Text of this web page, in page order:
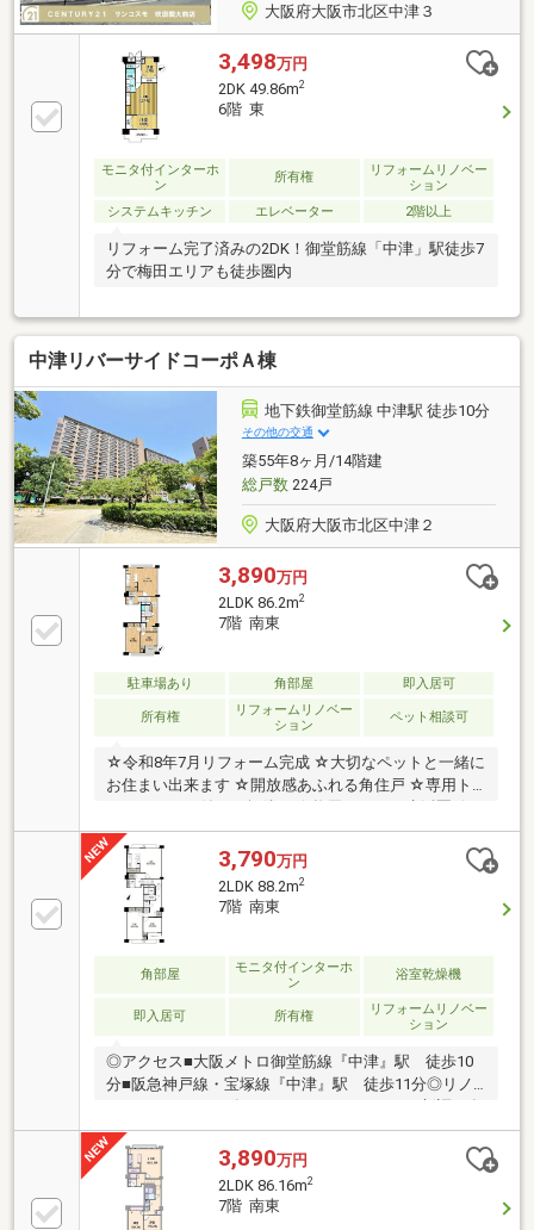
大阪府大阪市北区中津３
3,498万円
2DK 49.86m2
6階 東
モニタ付インターホ
ン
所有権
リフォームリノベー
ション
システムキッチン
エレベーター 2階以上
リフォーム完了済みの2DK！御堂筋線「中津」駅徒歩7
分で梅田エリアも徒歩圏内
中津リバーサイドコーポＡ棟
地下鉄御堂筋線 中津駅 徒歩10分
その他の交通
築55年8ヶ月/14階建
総戸数224戸
大阪府大阪市北区中津２
3,890万円
2LDK 86.2m2
7階 南東
駐車場あり 角部屋 即入居可
所有権
リフォームリノベー
ション
ペット相談可
☆令和8年7月リフォーム完成 ☆大切なペットと一緒に
お住まい出来ます ☆開放感あふれる角住戸 ☆専用ト
ランクルーム付き（無償） ☆梅田エリアも生活圏 ☆
スーパー・コンビニ徒歩圏 ☆住宅ローン相談受付中
3,790万円
2LDK 88.2m2
7階 南東
角部屋
モニタ付インターホ
ン
浴室乾燥機
即入居可 所有権
リフォームリノベー
ション
◎アクセス■大阪メトロ御堂筋線『中津』駅 徒歩10
分■阪急神戸線・宝塚線『中津』駅 徒歩11分◎リノ
ベーション（2026年7月）■システムキッチン新調（食
洗機付き）■浴室新調（浴室乾燥機付き）■給湯器新調
■洗面化粧台新調■トイレ新調■配管交換■建具新調■フ
ローリング張替■クロス張替■ハウスクリーニング等◎
おすすめポイント■トランクルーム付き！■24時間365
日緊急対応サービス付き！■ペット飼育可！（規約有
3,890万円
2LDK 86.16m2
7階 南東